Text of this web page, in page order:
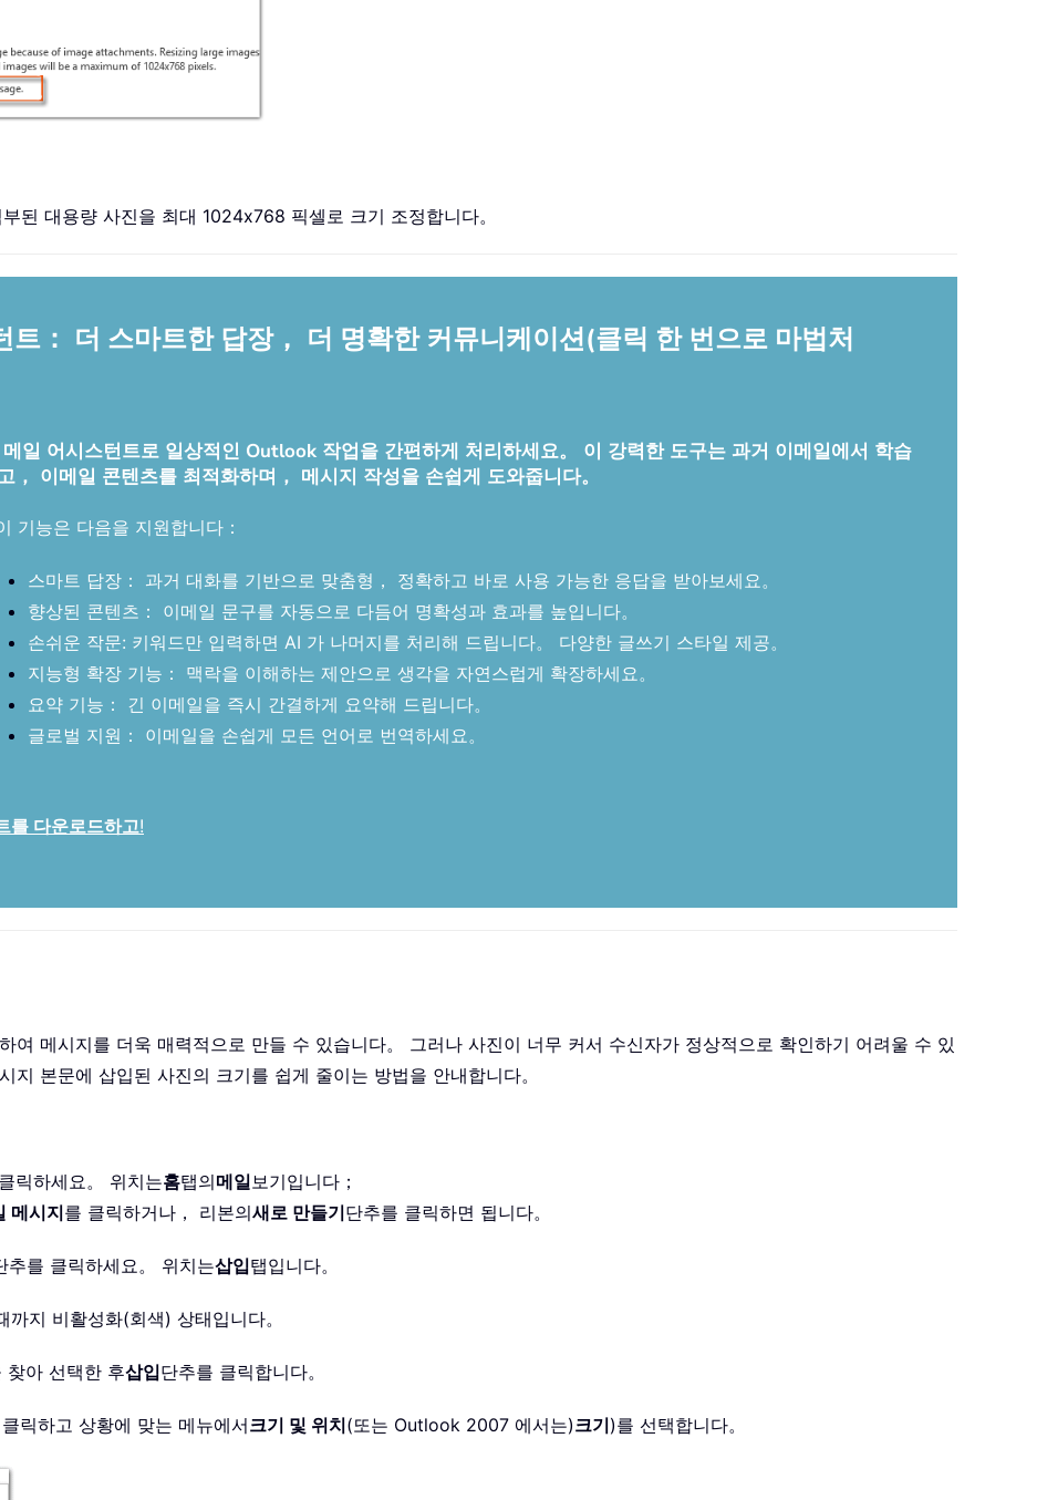
된 대용량 사진을 최대 1024x768 픽셀로 크기 조정합니다。
： 더 스마트한 답장， 더 명확한 커뮤니케이션(클릭 한 번으로 마법처
어시스턴트로 일상적인 Outlook 작업을 간편하게 처리하세요。 이 강력한 도구는 과거 이메일에서 학습
이메일 콘텐츠를 최적화하며， 메시지 작성을 손쉽게 도와줍니다。
기능은 다음을 지원합니다：
스마트 답장： 과거 대화를 기반으로 맞춤형， 정확하고 바로 사용 가능한 응답을 받아보세요。
향상된 콘텐츠： 이메일 문구를 자동으로 다듬어 명확성과 효과를 높입니다。
손쉬운 작문: 키워드만 입력하면 AI 가 나머지를 처리해 드립니다。 다양한 글쓰기 스타일 제공。
지능형 확장 기능： 맥락을 이해하는 제안으로 생각을 자연스럽게 확장하세요。
요약 기능： 긴 이메일을 즉시 간결하게 요약해 드립니다。
글로벌 지원： 이메일을 손쉽게 모든 언어로 번역하세요。
를 다운로드하고!
여 메시지를 더욱 매력적으로 만들 수 있습니다。 그러나 사진이 너무 커서 수신자가 정상적으로 확인하기 어려울 수 있
본문에 삽입된 사진의 크기를 쉽게 줄이는 방법을 안내합니다。
릭하세요。 위치는홈탭의메일 보기입니다；
메시지를 클릭하거나， 리본의새로 만들기단추를 클릭하면 됩니다。
추를 클릭하세요。 위치는삽입탭입니다。
지 비활성화(회색) 상태입니다。
찾아 선택한 후삽입단추를 클릭합니다。
릭하고 상황에 맞는 메뉴에서크기 및 위치(또는 Outlook 2007 에서는)크기)를 선택합니다。